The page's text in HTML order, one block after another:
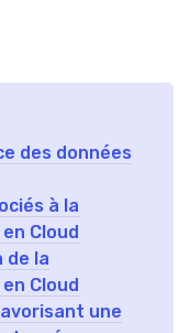
des données
à la
Cloud
de la
Cloud
une